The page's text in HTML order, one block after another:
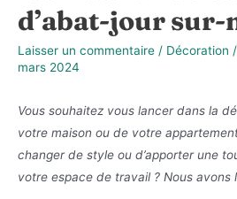
d’abat-jour sur-
Laisser un commentaire / Décoration
mars 2024
Vous souhaitez vous lancer dans la
votre maison ou de votre
changer de style ou d’apporter une
votre espace de travail ? Nous avons